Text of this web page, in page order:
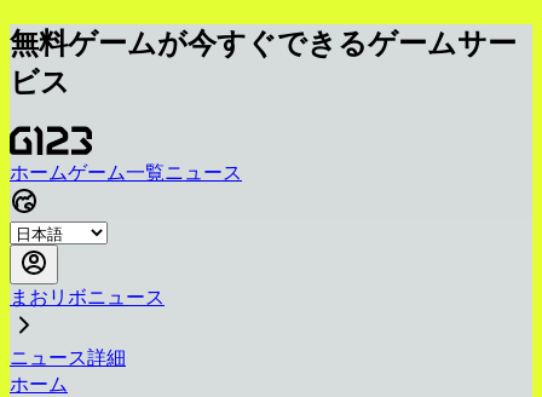
無料ゲームが今すぐできるゲームサー
ビス
ホームゲーム一覧ニュース
まおリボニュース
ニュース詳細
ホーム